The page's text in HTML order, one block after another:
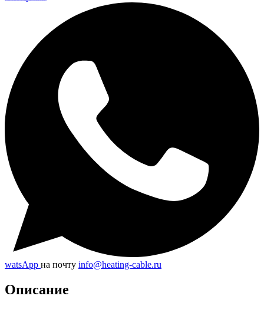
watsApp на почту info@heating-cable.ru
Описание